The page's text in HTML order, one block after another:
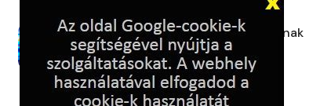
A rendőrök ott segítenek, ahol tudnak
2 napja ezelőtt 26